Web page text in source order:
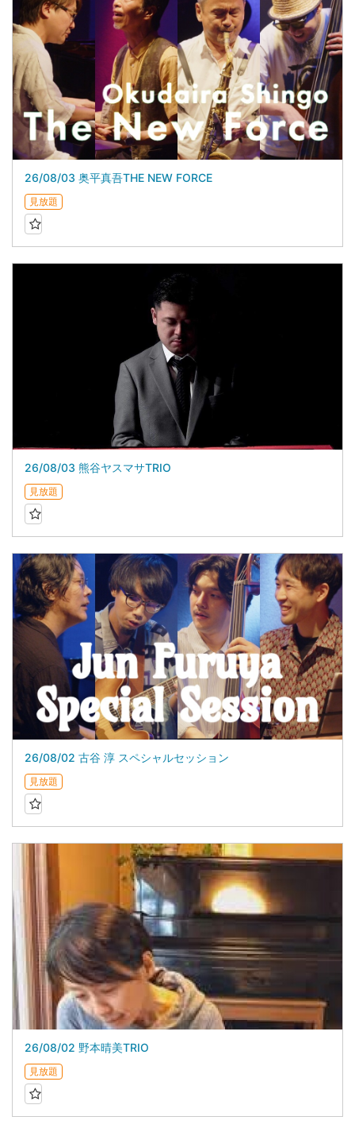
26/08/03 奥平真吾THE NEW FORCE
見放題
26/08/03 熊谷ヤスマサTRIO
見放題
26/08/02 古谷 淳 スペシャルセッション
見放題
26/08/02 野本晴美TRIO
見放題